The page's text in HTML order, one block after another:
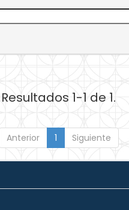
Resultados 1-1 de 1.
Anterior 1 Siguiente